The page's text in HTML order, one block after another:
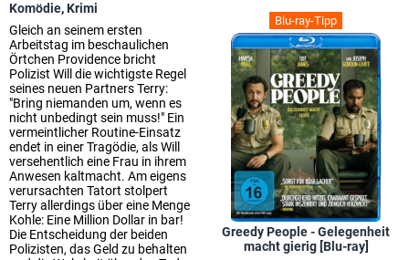
Blu-ray-Tipp
Greedy People - Gelegenheit
macht gierig [Blu-ray]
Komödie,Krimi
Gleich an seinem ersten
Arbeitstag im beschaulichen
Örtchen Providence bricht
Polizist Will die wichtigste Regel
seines neuen Partners Terry:
"Bring niemanden um, wenn es
nicht unbedingt sein muss!" Ein
vermeintlicher Routine-Einsatz
endet in einer Tragödie, als Will
versehentlich eine Frau in ihrem
Anwesen kaltmacht. Am eigens
verursachten Tatort stolpert
Terry allerdings über eine Menge
Kohle: Eine Million Dollar in bar!
Die Entscheidung der beiden
Polizisten, das Geld zu behalten